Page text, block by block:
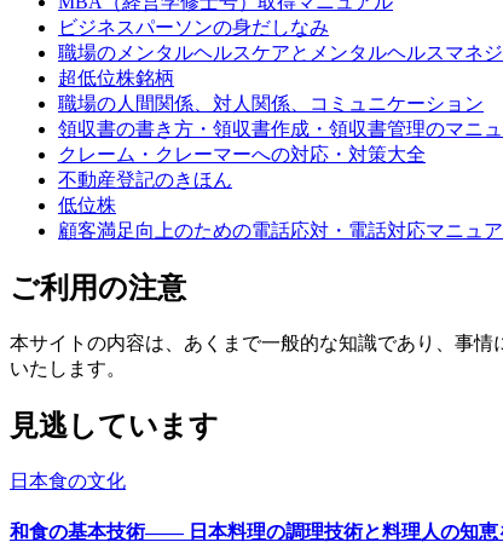
ビジネスパーソンの身だしなみ
職場のメンタルヘルスケアとメンタルヘルスマネ
超低位株銘柄
職場の人間関係、対人関係、コミュニケーション
領収書の書き方・領収書作成・領収書管理のマニ
クレーム・クレーマーへの対応・対策大全
不動産登記のきほん
低位株
顧客満足向上のための電話応対・電話対応マニュ
ご利用の注意
本サイトの内容は、あくまで一般的な知識であり、事
いたします。
見逃しています
日本食の文化
和食の基本技術―― 日本料理の調理技術と料理人の知恵